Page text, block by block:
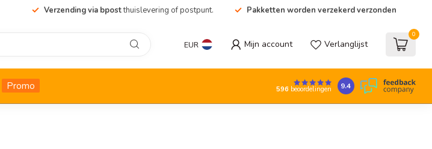
Verzending via bpostthuislevering of postpunt. Pakketten worden verzekerd verzonden
EUR Mijn account Verlanglijst
0
Promo 596beoordelingen 9.4